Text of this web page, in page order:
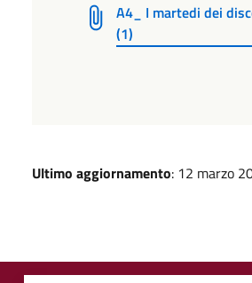
A4_ I martedi dei
(1)
Ultimo aggiornamento: 12 marzo